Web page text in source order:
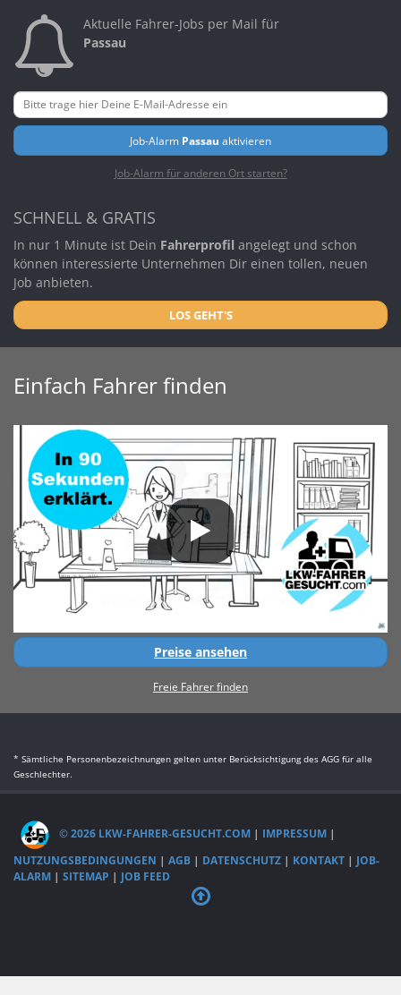
Aktuelle Fahrer-Jobs per Mail für
Passau
Job-Alarm Passau aktivieren
Job-Alarm für anderen Ort starten?
SCHNELL & GRATIS
In nur 1 Minute ist Dein Fahrerprofil angelegt und schon
können interessierte Unternehmen Dir einen tollen, neuen
Job anbieten.
LOS GEHT'S
Einfach Fahrer finden
Preise ansehen
Freie Fahrer finden
* Sämtliche Personenbezeichnungen gelten unter Berücksichtigung des AGG für alle
Geschlechter.
© 2026 LKW-FAHRER-GESUCHT.COM | IMPRESSUM |
NUTZUNGSBEDINGUNGEN | AGB | DATENSCHUTZ | KONTAKT | JOB-
ALARM | SITEMAP | JOB FEED